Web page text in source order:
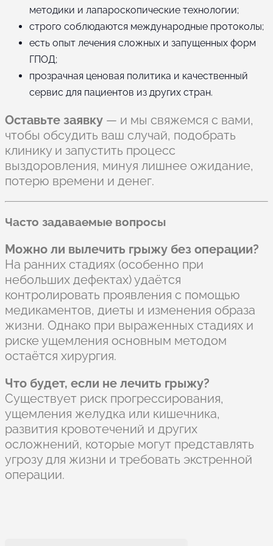
методики и лапароскопические технологии;
строго соблюдаются международные протоколы;
есть опыт лечения сложных и запущенных форм
ГПОД;
прозрачная ценовая политика и качественный
сервис для пациентов из других стран.
Оставьте заявку — и мы свяжемся с вами,
чтобы обсудить ваш случай, подобрать
клинику и запустить процесс
выздоровления, минуя лишнее ожидание,
потерю времени и денег.
Часто задаваемые вопросы
Можно ли вылечить грыжу без операции?
На ранних стадиях (особенно при
небольших дефектах) удаётся
контролировать проявления с помощью
медикаментов, диеты и изменения образа
жизни. Однако при выраженных стадиях и
риске ущемления основным методом
остаётся хирургия.
Что будет, если не лечить грыжу?
Существует риск прогрессирования,
ущемления желудка или кишечника,
развития кровотечений и других
осложнений, которые могут представлять
угрозу для жизни и требовать экстренной
операции.